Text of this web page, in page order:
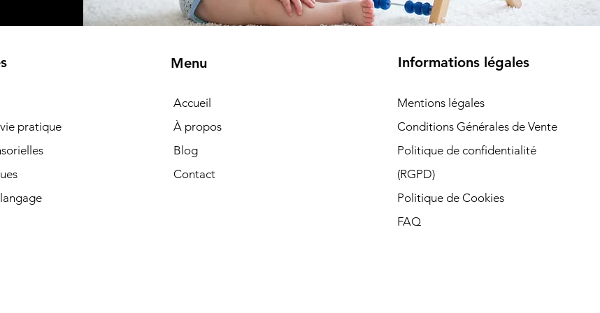
pratique
Menu
Accueil
À propos
Blog
Contact
Informations légales
Mentions légales
Conditions Générales de Vente
Politique de confidentialité
(RGPD)​
Politique de Cookies
FAQ